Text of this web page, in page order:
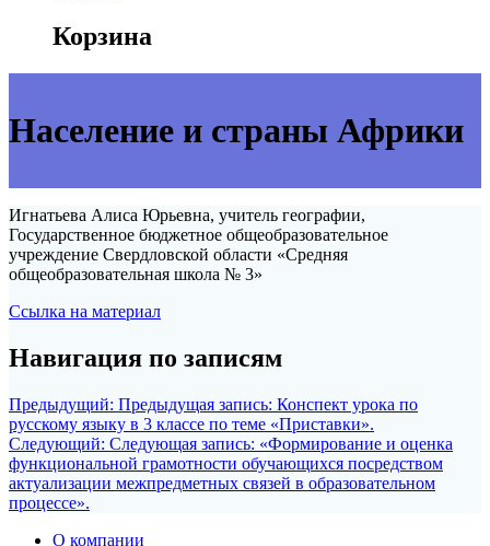
Корзина
Население и страны Африки
Игнатьева Алиса Юрьевна, учитель географии,
Государственное бюджетное общеобразовательное
учреждение Свердловской области «Средняя
общеобразовательная школа № 3»
Ссылка на материал
Навигация по записям
Предыдущий: Предыдущая запись: Конспект урока по
русскому языку в 3 классе по теме «Приставки».
Следующий: Следующая запись: «Формирование и оценка
функциональной грамотности обучающихся посредством
актуализации межпредметных связей в образовательном
процессе».
О компании